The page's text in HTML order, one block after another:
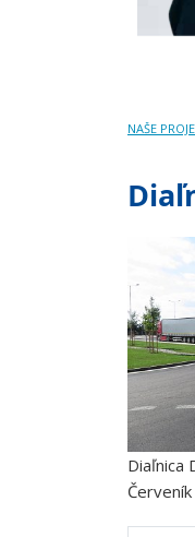
NAŠE
Diaľnica
Červeník